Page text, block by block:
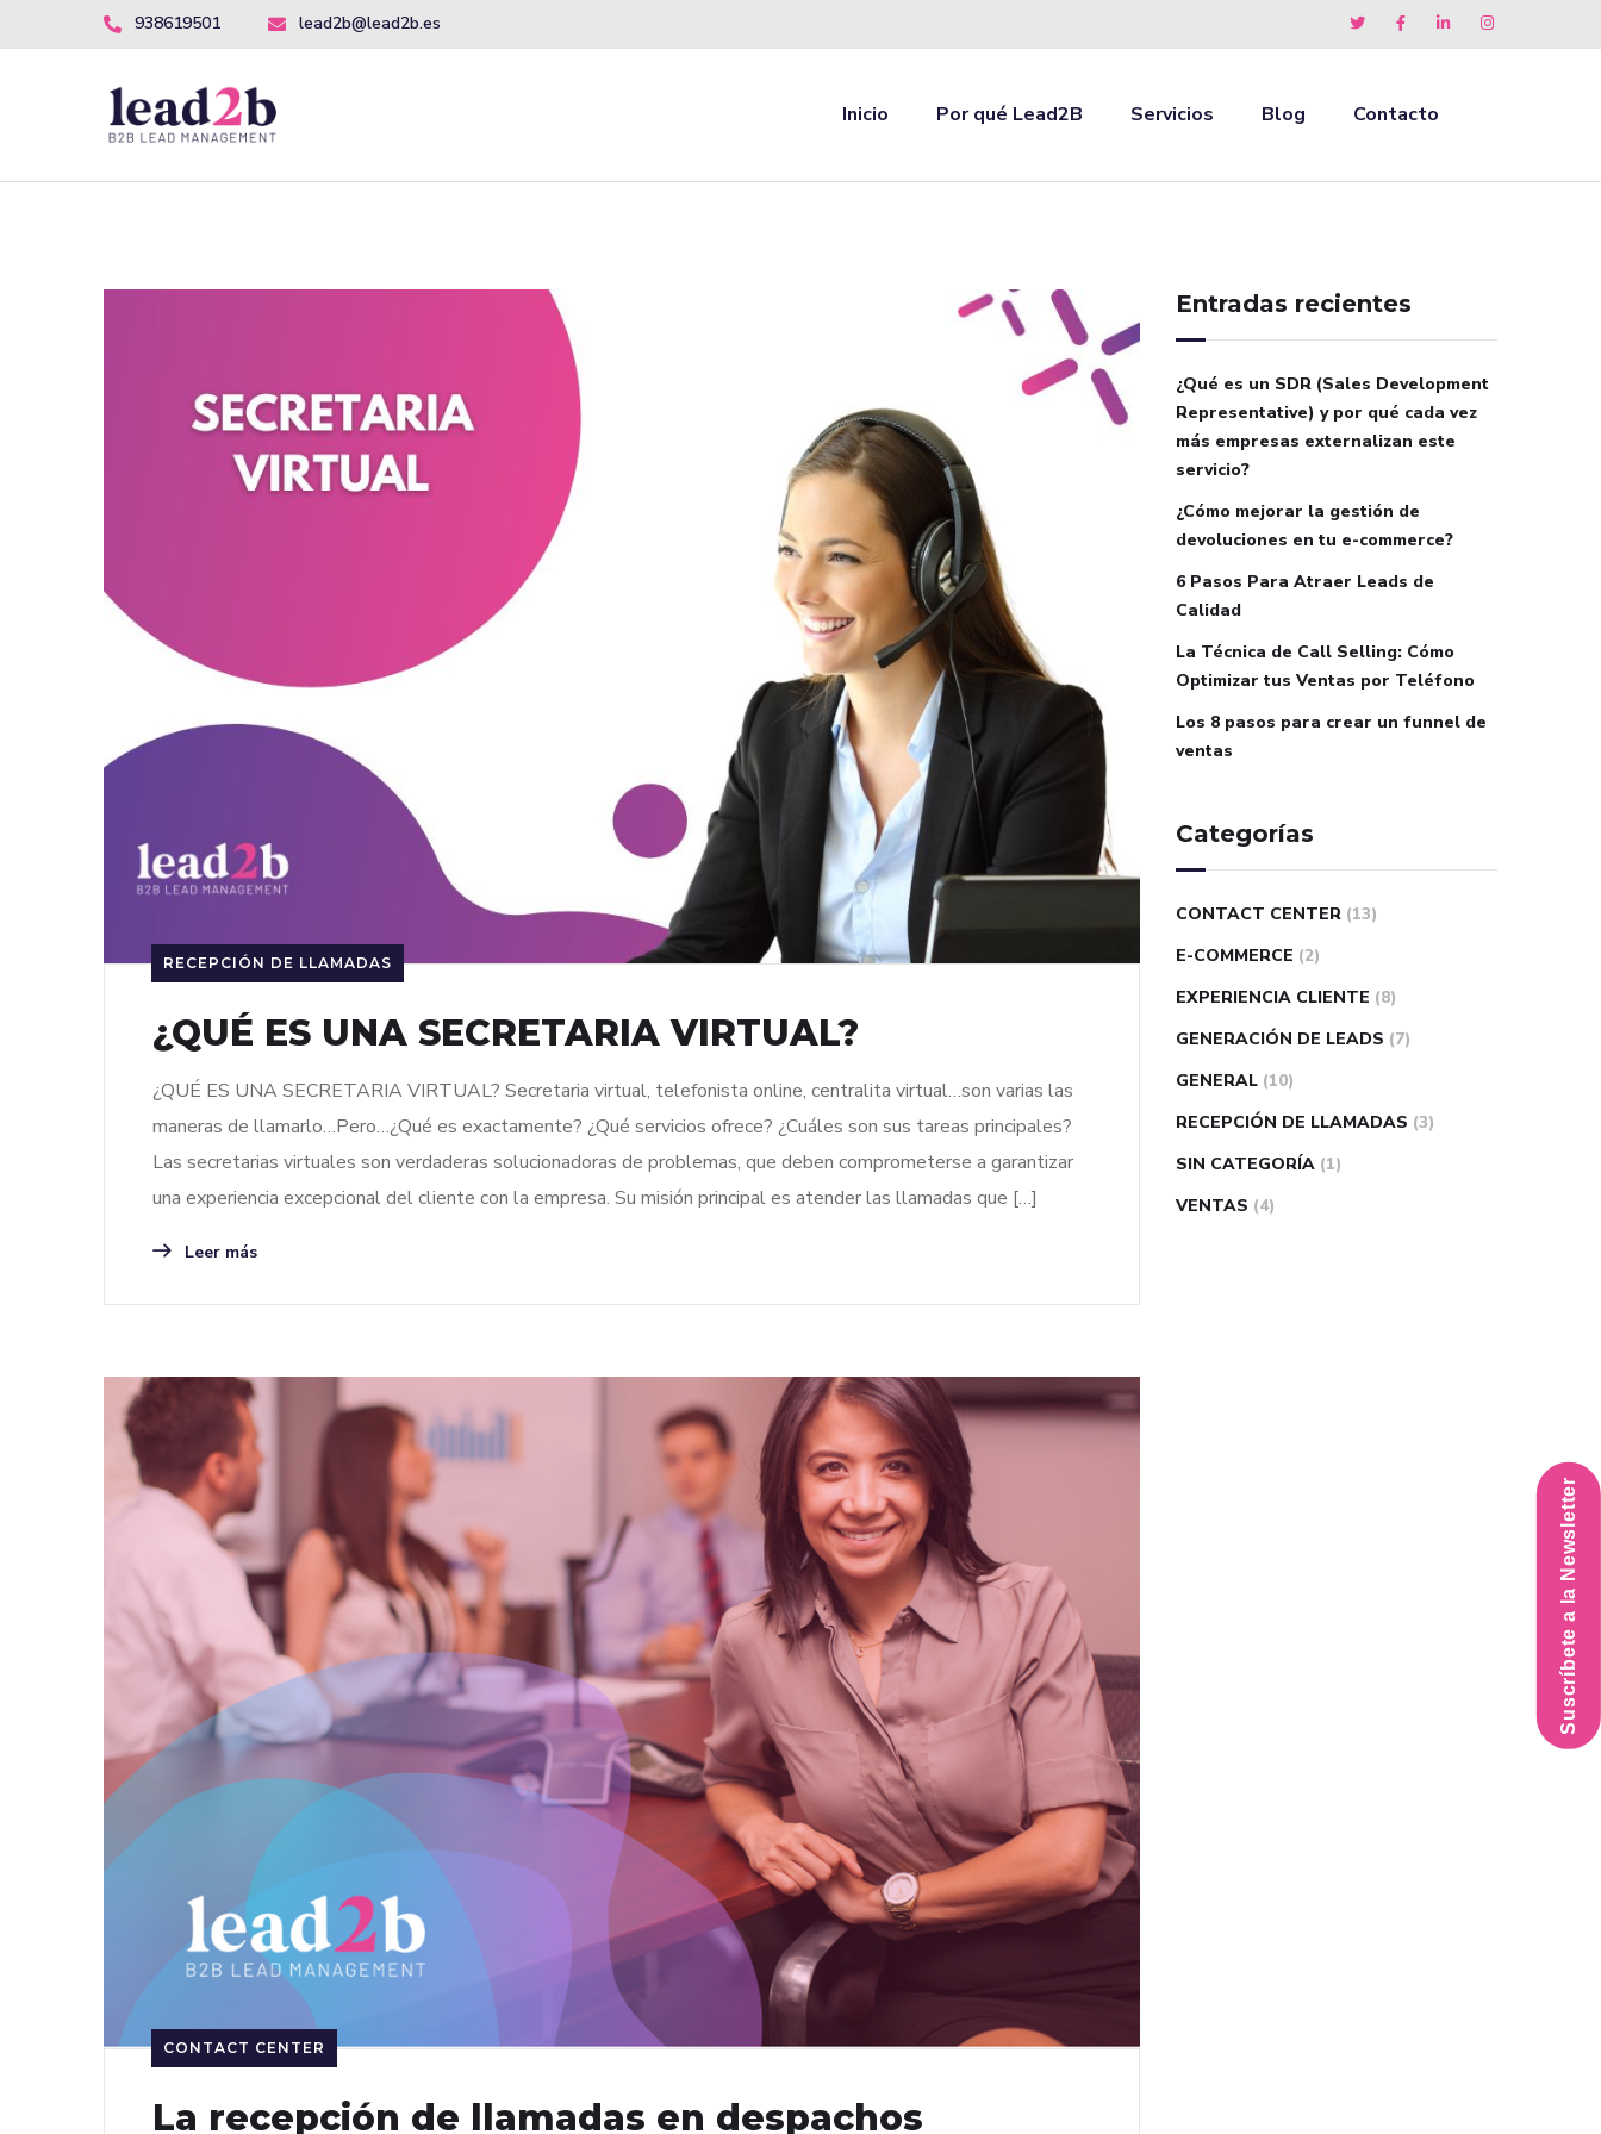
938619501 lead2b@lead2b.es
Inicio Por qué Lead2B Servicios Blog Contacto
RECEPCIÓN DE LLAMADAS
¿QUÉ ES UNA SECRETARIA VIRTUAL?
¿QUÉ ES UNA SECRETARIA VIRTUAL? Secretaria virtual, telefonista online, centralita virtual…son varias las
maneras de llamarlo…Pero…¿Qué es exactamente? ¿Qué servicios ofrece? ¿Cuáles son sus tareas principales?
Las secretarias virtuales son verdaderas solucionadoras de problemas, que deben comprometerse a garantizar
una experiencia excepcional del cliente con la empresa. Su misión principal es atender las llamadas que […]
Leer más
CONTACT CENTER
La recepción de llamadas en despachos
Entradas recientes
¿Qué es un SDR (Sales Development
Representative) y por qué cada vez
más empresas externalizan este
servicio?
¿Cómo mejorar la gestión de
devoluciones en tu e-commerce?
6 Pasos Para Atraer Leads de
Calidad
La Técnica de Call Selling: Cómo
Optimizar tus Ventas por Teléfono
Los 8 pasos para crear un funnel de
ventas
Categorías
CONTACT CENTER (13)
E-COMMERCE (2)
EXPERIENCIA CLIENTE (8)
GENERACIÓN DE LEADS (7)
GENERAL (10)
RECEPCIÓN DE LLAMADAS (3)
SIN CATEGORÍA (1)
VENTAS (4)
Suscríbete a la Newsletter